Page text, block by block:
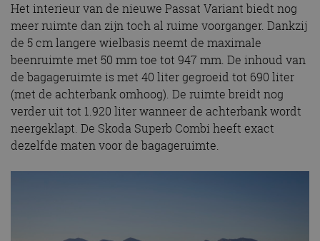
Het interieur van de nieuwe Passat Variant biedt nog
meer ruimte dan zijn toch al ruime voorganger. Dankzij
de 5 cm langere wielbasis neemt de maximale
beenruimte met 50 mm toe tot 947 mm. De inhoud van
de bagageruimte is met 40 liter gegroeid tot 690 liter
(met de achterbank omhoog). De ruimte breidt nog
verder uit tot 1.920 liter wanneer de achterbank wordt
neergeklapt. De Skoda Superb Combi heeft exact
dezelfde maten voor de bagageruimte.